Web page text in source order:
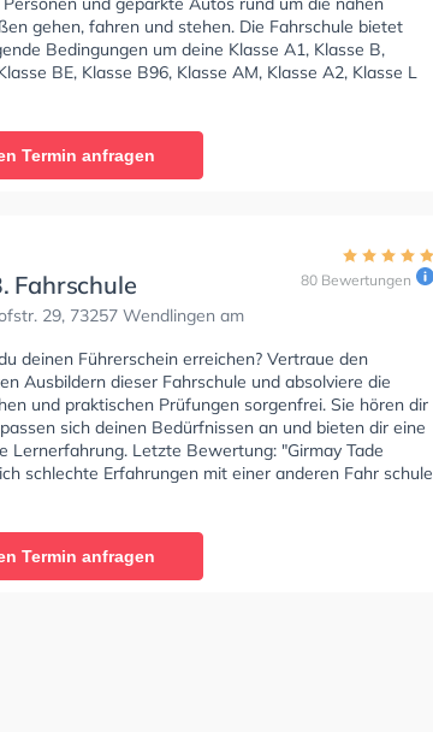
gehen, fahren und stehen. Die Fahrschule bietet
Bedingungen um deine Klasse A1, Klasse B,
BE, Klasse B96, Klasse AM, Klasse A2, Klasse L
- Prüfbescheinigung zu erhalten. In der Fahrschule
Termin anfragen
Fahrschule
29, 73257 Wendlingen am
80 Bewertungen
deinen Führerschein erreichen? Vertraue den
Ausbildern dieser Fahrschule und absolviere die
und praktischen Prüfungen sorgenfrei. Sie hören dir
sich deinen Bedürfnissen an und bieten dir eine
Lernerfahrung. Letzte Bewertung: "Girmay Tade
schlechte Erfahrungen mit einer anderen Fahr schule
kam ich zür Fahrschule MüllnB, nach einer
geduldig und freundlich, auch wenn mal etwas
gelaufen war. Sie waren immer sachlich und
Inzwischen habe ich meine Prüfung. zum Führerschein
Termin anfragen